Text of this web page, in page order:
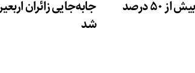
مهران از تردد زائر بیش از ۵۰ درصد
جابه‌جایی زائران
شد